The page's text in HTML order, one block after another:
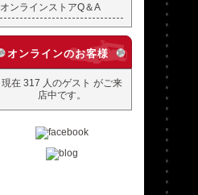
オンラインストアQ＆A
オンラインのお客様
現在 317 人のゲスト がご来
店中です。